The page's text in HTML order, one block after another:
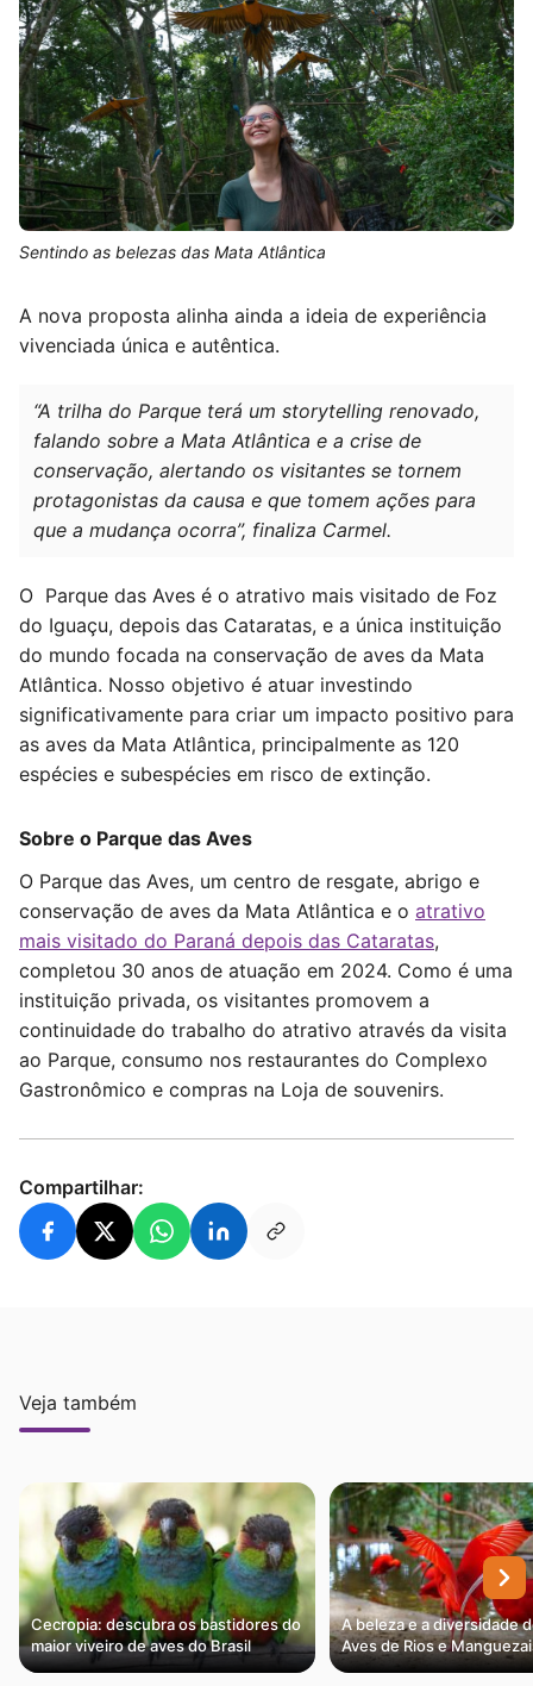
Sentindo as belezas das Mata Atlântica
A nova proposta alinha ainda a ideia de experiência
vivenciada única e autêntica.
“A trilha do Parque terá um storytelling renovado,
falando sobre a Mata Atlântica e a crise de
conservação, alertando os visitantes se tornem
protagonistas da causa e que tomem ações para
que a mudança ocorra”, finaliza Carmel.
O Parque das Aves é o atrativo mais visitado de Foz
do Iguaçu, depois das Cataratas, e a única instituição
do mundo focada na conservação de aves da Mata
Atlântica. Nosso objetivo é atuar investindo
significativamente para criar um impacto positivo para
as aves da Mata Atlântica, principalmente as 120
espécies e subespécies em risco de extinção.
Sobre o Parque das Aves
O Parque das Aves, um centro de resgate, abrigo e
conservação de aves da Mata Atlântica e o atrativo
mais visitado do Paraná depois das Cataratas,
completou 30 anos de atuação em 2024. Como é uma
instituição privada, os visitantes promovem a
continuidade do trabalho do atrativo através da visita
ao Parque, consumo nos restaurantes do Complexo
Gastronômico e compras na Loja de souvenirs.
Compartilhar:
Veja também
Cecropia: descubra os bastidores do
maior viveiro de aves do Brasil
A beleza e a diversidade
Aves de Rios e